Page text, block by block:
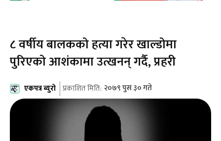
८ वर्षीय बालकको हत्या गरेर खाल्डोमा
पुरिएको आशंकामा उत्खनन् गर्दै, प्रहरी
एकपत्र ब्युरो प्रकाशित मिति: २०७९ पुस ३० गते